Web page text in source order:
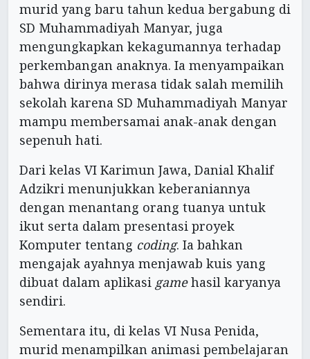
murid yang baru tahun kedua bergabung di
SD Muhammadiyah Manyar, juga
mengungkapkan kekagumannya terhadap
perkembangan anaknya. Ia menyampaikan
bahwa dirinya merasa tidak salah memilih
sekolah karena SD Muhammadiyah Manyar
mampu membersamai anak-anak dengan
sepenuh hati.
Dari kelas VI Karimun Jawa, Danial Khalif
Adzikri menunjukkan keberaniannya
dengan menantang orang tuanya untuk
ikut serta dalam presentasi proyek
Komputer tentang coding. Ia bahkan
mengajak ayahnya menjawab kuis yang
dibuat dalam aplikasi gamehasil karyanya
sendiri.
Sementara itu, di kelas VI Nusa Penida,
murid menampilkan animasi pembelajaran